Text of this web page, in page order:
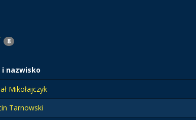
8
i nazwisko
Mikołajczyk
Tarnowski